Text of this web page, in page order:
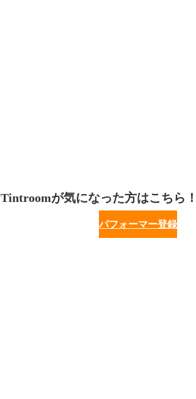
Tintroomが気になった方はこちら！
パフォーマー登録